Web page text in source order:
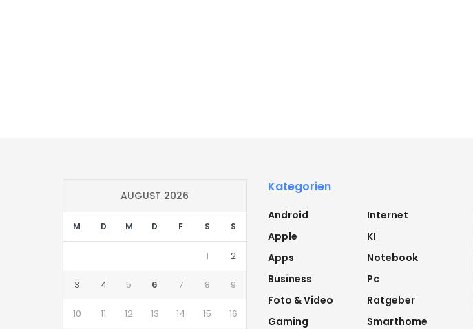
AUGUST 2026
M D M D F S S
1 2
3 4 5 6 7 8 9
10 11 12 13 14 15 16
Kategorien
Android
Apple
Apps
Business
Foto & Video
Gaming
Internet
KI
Notebook
Pc
Ratgeber
Smarthome